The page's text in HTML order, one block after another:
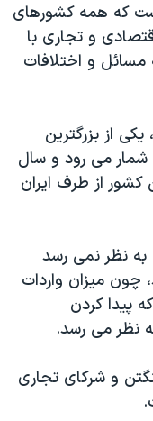
که همه کشورهای
و تجاری با
مسائل و اختلافات
از بزرگترين
شمار می رود و سال
اين کشور از طرف ايران
نظر نمی رسد
چون ميزان واردات
پيدا کردن
نظر می رسد.
و شرکای تجاری